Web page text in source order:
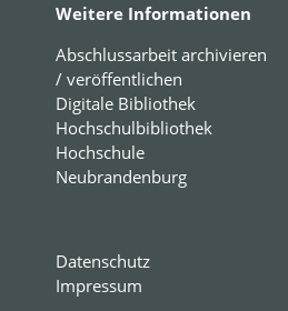
Weitere Informationen
Abschlussarbeit archivieren
/ veröffentlichen
Digitale Bibliothek
Hochschulbibliothek
Hochschule
Neubrandenburg
Datenschutz
Impressum